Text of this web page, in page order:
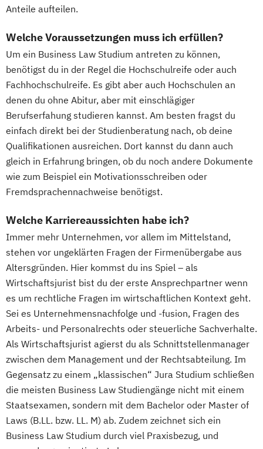
Anteile aufteilen.
Welche Voraussetzungen muss ich erfüllen?
Um ein Business Law Studium antreten zu können,
benötigst du in der Regel die Hochschulreife oder auch
Fachhochschulreife. Es gibt aber auch Hochschulen an
denen du ohne Abitur, aber mit einschlägiger
Berufserfahung studieren kannst. Am besten fragst du
einfach direkt bei der Studienberatung nach, ob deine
Qualifikationen ausreichen. Dort kannst du dann auch
gleich in Erfahrung bringen, ob du noch andere Dokumente
wie zum Beispiel ein Motivationsschreiben oder
Fremdsprachennachweise benötigst.
Welche Karriereaussichten habe ich?
Immer mehr Unternehmen, vor allem im Mittelstand,
stehen vor ungeklärten Fragen der Firmenübergabe aus
Altersgründen. Hier kommst du ins Spiel – als
Wirtschaftsjurist bist du der erste Ansprechpartner wenn
es um rechtliche Fragen im wirtschaftlichen Kontext geht.
Sei es Unternehmensnachfolge und -fusion, Fragen des
Arbeits- und Personalrechts oder steuerliche Sachverhalte.
Als Wirtschaftsjurist agierst du als Schnittstellenmanager
zwischen dem Management und der Rechtsabteilung. Im
Gegensatz zu einem „klassischen“ Jura Studium schließen
die meisten Business Law Studiengänge nicht mit einem
Staatsexamen, sondern mit dem Bachelor oder Master of
Laws (B.LL. bzw. LL. M) ab. Zudem zeichnet sich ein
Business Law Studium durch viel Praxisbezug, und